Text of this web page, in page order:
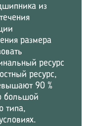
из
размера
ресурс
ресурс,
90 %
большой
типа,